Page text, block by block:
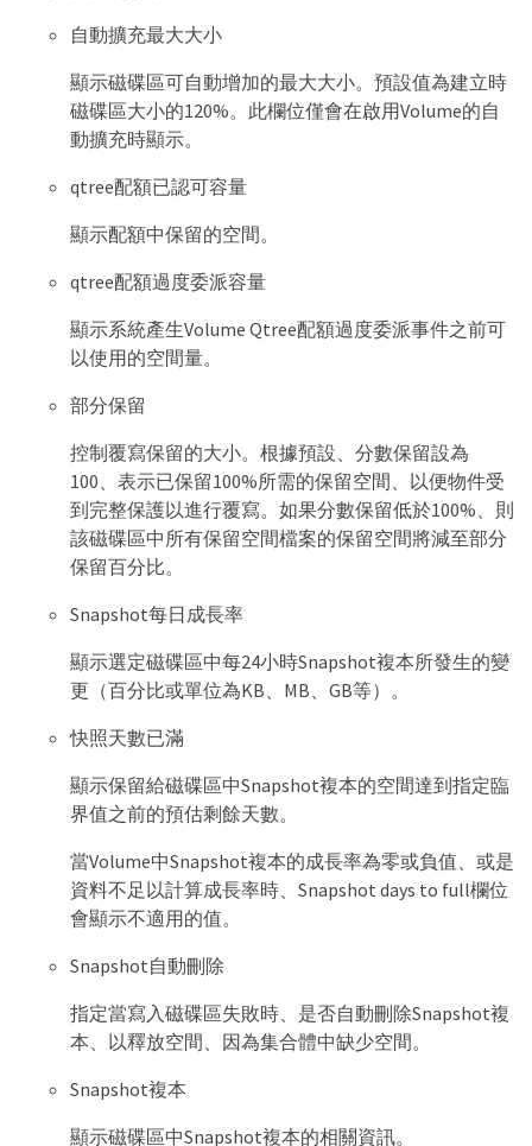
自動擴充最大大小
顯示磁碟區可自動增加的最大大小。預設值為建立時
磁碟區大小的120%。此欄位僅會在啟用Volume的自
動擴充時顯示。
qtree配額已認可容量
顯示配額中保留的空間。
qtree配額過度委派容量
顯示系統產生Volume Qtree配額過度委派事件之前可
以使用的空間量。
部分保留
控制覆寫保留的大小。根據預設、分數保留設為
100、表示已保留100%所需的保留空間、以便物件受
到完整保護以進行覆寫。如果分數保留低於100%、則
該磁碟區中所有保留空間檔案的保留空間將減至部分
保留百分比。
Snapshot每日成長率
顯示選定磁碟區中每24小時Snapshot複本所發生的變
更（百分比或單位為KB、MB、GB等）。
快照天數已滿
顯示保留給磁碟區中Snapshot複本的空間達到指定臨
界值之前的預估剩餘天數。
當Volume中Snapshot複本的成長率為零或負值、或是
資料不足以計算成長率時、Snapshot days to full欄位
會顯示不適用的值。
Snapshot自動刪除
指定當寫入磁碟區失敗時、是否自動刪除Snapshot複
本、以釋放空間、因為集合體中缺少空間。
Snapshot複本
顯示磁碟區中Snapshot複本的相關資訊。